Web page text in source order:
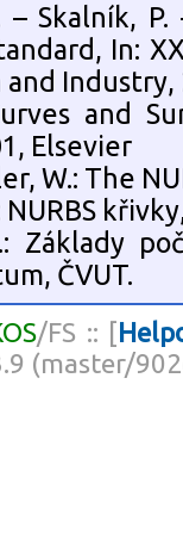
– Skalník,
In:
and
and
Elsevier
W.: The
Základy
ČVUT.
/FS :: [
(master/